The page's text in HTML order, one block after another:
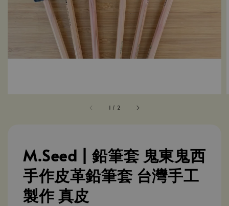
1 / 2
M.Seed | 鉛筆套 鬼東鬼西
手作皮革鉛筆套 台灣手工
製作 真皮